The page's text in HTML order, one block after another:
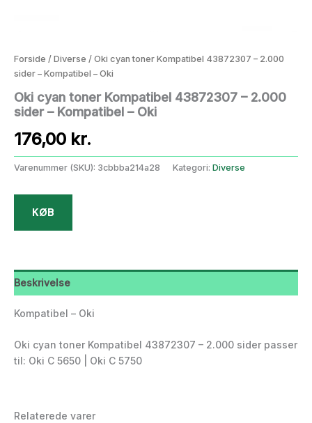
Forside / Diverse / Oki cyan toner Kompatibel 43872307 – 2.000
sider – Kompatibel – Oki
Oki cyan toner Kompatibel 43872307 – 2.000
sider – Kompatibel – Oki
176,00 kr.
Varenummer (SKU): 3cbbba214a28 Kategori: Diverse
KØB
Beskrivelse
Kompatibel – Oki
Oki cyan toner Kompatibel 43872307 – 2.000 sider passer
til: Oki C 5650 | Oki C 5750
Relaterede varer